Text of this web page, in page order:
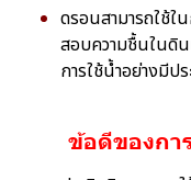
ดรอนสามารถใช้ใ
สอบความชื้นในดิ
การใช้น้ำอย่างมีป
ข้อดีของกา